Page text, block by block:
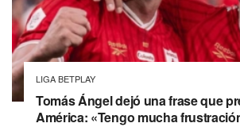
LIGA BETPLAY
Tomás Ángel dejó una frase que
América: «Tengo mucha